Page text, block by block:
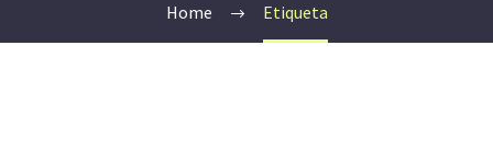
Home Etiqueta